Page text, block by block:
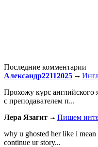
Последние комментарии
Александр22112025
Прохожу курс английского
с преподавателем п...
Лера Язагит
Пишем
why u ghosted her like i
continue ur story...